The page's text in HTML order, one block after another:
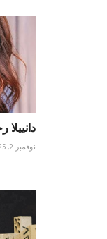
نوفمبر 2, 2025